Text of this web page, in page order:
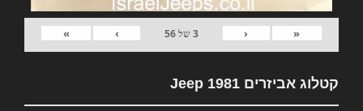
«
‹
3של56
›
»
קטלוג אביזרים 1981 Jeep